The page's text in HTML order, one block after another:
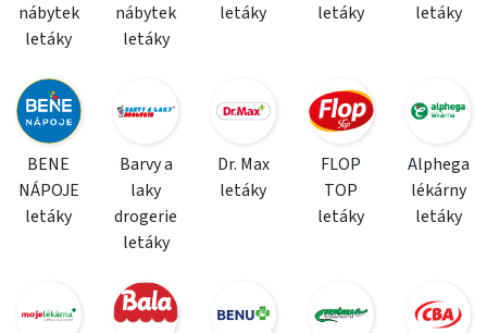
nábytek
letáky
nábytek
letáky
letáky
letáky
letáky
BENE
NÁPOJE
letáky
Barvy a
laky
drogerie
letáky
Dr. Max
letáky
FLOP
TOP
letáky
Alphega
lékárny
letáky